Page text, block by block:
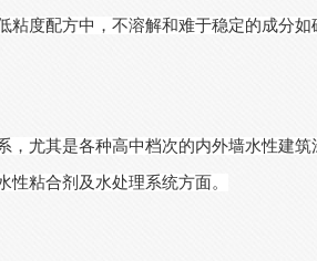
粘度配方中，不溶解和难于稳定的成分如
尤其是各种高中档次的内外墙水性建筑
粘合剂及水处理系统方面。